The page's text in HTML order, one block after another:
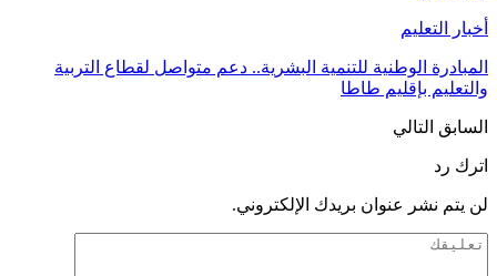
أخبار التعليم
المبادرة الوطنية للتنمية البشرية.. دعم متواصل لقطاع التربية
والتعليم بإقليم طاطا
السابق التالي
اترك رد
لن يتم نشر عنوان بريدك الإلكتروني.